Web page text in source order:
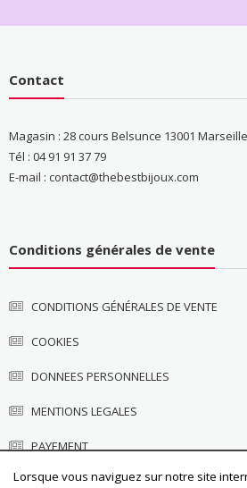
Contact
Magasin : 28 cours Belsunce 13001 Marseille
Tél : 04 91 91 37 79
E-mail : contact@thebestbijoux.com
Conditions générales de vente
CONDITIONS GÉNÉRALES DE VENTE
COOKIES
DONNEES PERSONNELLES
MENTIONS LEGALES
PAYEMENT
Lorsque vous naviguez sur notre site